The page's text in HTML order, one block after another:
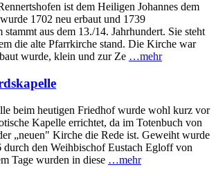
ist dem Heiligen Johannes dem
1702 neu erbaut und 1739
aus dem 13./14. Jahrhundert. Sie steht
die alte Pfarrkirche stand. Die Kirche war
wurde, klein und zur Ze …mehr
beim heutigen Friedhof wurde wohl kurz vor
Kapelle errichtet, da im Totenbuch von
„neuen" Kirche die Rede ist. Geweiht wurde
durch den Weihbischof Eustach Egloff von
Tage wurden in diese …mehr